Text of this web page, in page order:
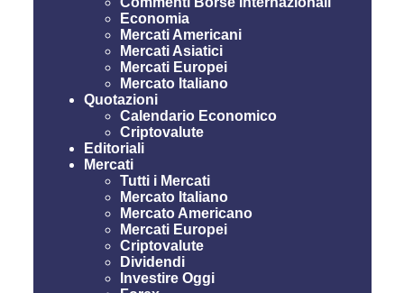
Economia
Mercati Americani
Mercati Asiatici
Mercati Europei
Mercato Italiano
Quotazioni
Calendario Economico
Criptovalute
Editoriali
Mercati
Tutti i Mercati
Mercato Italiano
Mercato Americano
Mercati Europei
Criptovalute
Dividendi
Investire Oggi